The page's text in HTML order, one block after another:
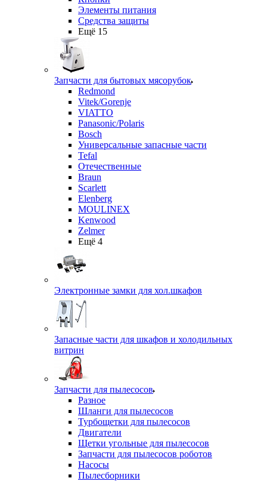
Элементы питания
Средства защиты
Ещё 15
Запчасти для бытовых мясорубок
Redmond
Vitek/Gorenje
VIATTO
Panasonic/Polaris
Bosch
Универсальные запасные части
Tefal
Отечественные
Braun
Scarlett
Elenberg
MOULINEX
Kenwood
Zelmer
Ещё 4
Электронные замки для хол.шкафов
Запасные части для шкафов и холодильных
витрин
Запчасти для пылесосов
Разное
Шланги для пылесосов
Турбощетки для пылесосов
Двигатели
Щетки угольные для пылесосов
Запчасти для пылесосов роботов
Насосы
Пылесборники